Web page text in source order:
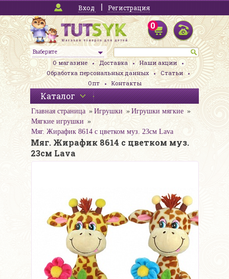
Вход Регистрация
Выберите
0
О магазине Доставка
Наши акции
Обработка персональных данных
Статьи
Опт
Контакты
Каталог
Главная страница Игрушки
Игрушки мягкие
Мягкие игрушки
Мяг. Жирафик 8614 с цветком муз. 23см Lava
Мяг. Жирафик 8614 с цветком муз.
23см Lava